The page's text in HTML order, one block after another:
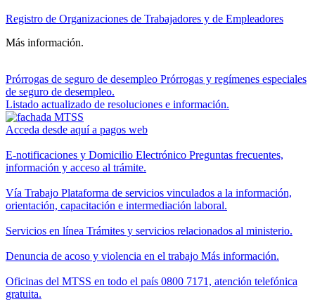
Registro de Organizaciones de Trabajadores y de Empleadores
Más información.
Prórrogas de seguro de desempleo Prórrogas y regímenes especiales
de seguro de desempleo.
Listado actualizado de resoluciones e información.
Acceda desde aquí a pagos web
E-notificaciones y Domicilio Electrónico Preguntas frecuentes,
información y acceso al trámite.
Vía Trabajo Plataforma de servicios vinculados a la información,
orientación, capacitación e intermediación laboral.
Servicios en línea Trámites y servicios relacionados al ministerio.
Denuncia de acoso y violencia en el trabajo Más información.
Oficinas del MTSS en todo el país 0800 7171, atención telefónica
gratuita.